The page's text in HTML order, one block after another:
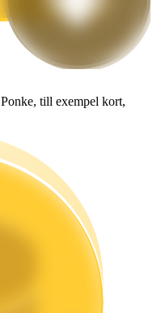
till exempel kort,